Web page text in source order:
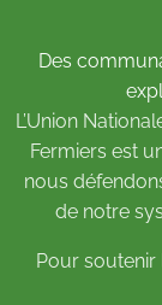
Des
L’Union
Fermiers est
nous
de notre
Pour soutenir